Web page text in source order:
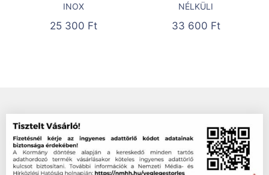
INOX
25 300 Ft
NÉLKÜLI
33 600 Ft